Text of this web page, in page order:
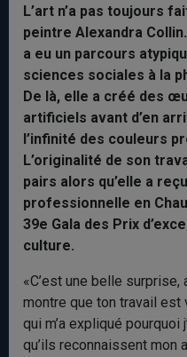
L’art n’a pas toujours
peintre Alexandra
a eu un parcours
sciences sociales à la
De là, elle a créé des
artificiels avant d’en
l’infinité des couleurs
L’originalité de son
pairs alors qu’elle a
professionnelle en
39e Gala des Prix
culture.
«C’est une belle surprise,
montre que ton travail est
qui m’a expliqué pourquoi
qu’ils reconnaissent mon